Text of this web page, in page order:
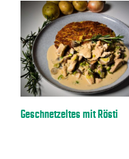
Geschnetzeltes mit Rösti